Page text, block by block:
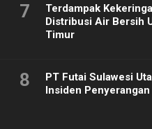
7
Terdampak
Distribusi Air Bersih
Timur
8
PT Futai Sulawesi
Insiden